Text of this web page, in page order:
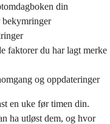
din
bekymringer
faktorer du har lagt merke
og oppdateringer
en uke før timen din.
ha utløst dem, og hvor